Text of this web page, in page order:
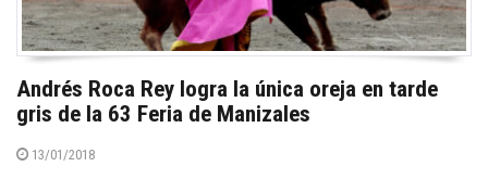
Andrés Roca Rey logra la única oreja en tarde
gris de la 63 Feria de Manizales
13/01/2018